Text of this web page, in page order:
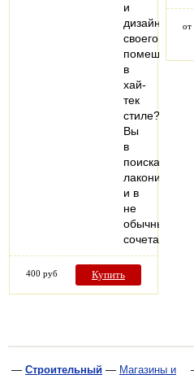
и
дизайн
своего
помещения
в
хай-
тек
стиле?
Вы
в
поисках
лаконичности
и в
не
обычных
400 руб Купить
от
— Строительный — Магазины и